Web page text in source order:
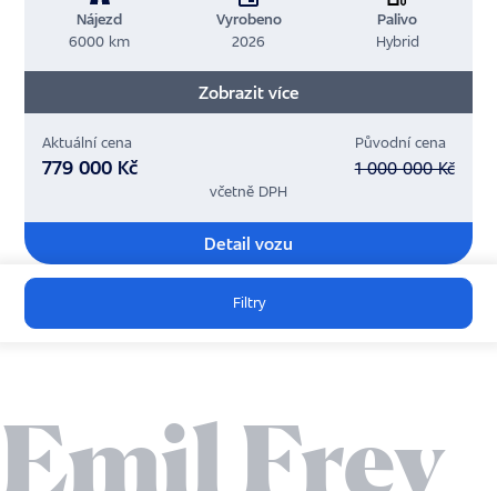
Nájezd
6000 km
Vyrobeno
2026
Palivo
Hybrid
Zobrazit více
Aktuální cena
779 000 Kč
Původní cena
1 000 000 Kč
včetně DPH
Detail vozu
Filtry